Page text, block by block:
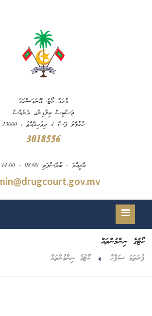
ޑްރަގް ކޯޓު، އޮނުގަސްމަގު
ޖަސްޓިސް ބިލްޑިންގ އެނެކްސް
ހުޅުމާލެ ފޭސް 1، ދިވެހިރާއްޖެ ، 23000
3018556
އާދީއްތަ - ބުރާސްފަތި 08:00 - 14:00
ކޯޓުގެ ނިންމުންތައް
ފުރަތަމަ ސަފްހާ ކޯޓުގެ ނިންމުންތައް